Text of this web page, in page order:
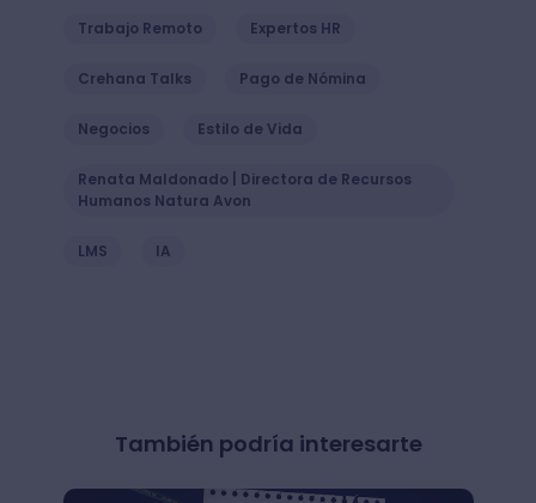
Trabajo Remoto Expertos HR
Crehana Talks Pago de Nómina
Negocios Estilo de Vida
Renata Maldonado | Directora de Recursos
Humanos Natura Avon
LMS IA
También podría interesarte